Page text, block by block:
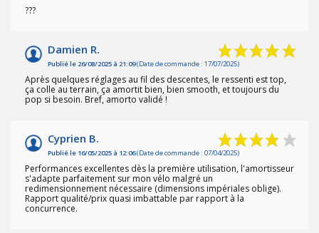
???
Damien R.
Publié le 26/08/2025 à 21:09(Date de commande : 17/07/2025)
Après quelques réglages au fil des descentes, le ressenti est top,
ça colle au terrain, ça amortit bien, bien smooth, et toujours du
pop si besoin. Bref, amorto validé !
Cyprien B.
Publié le 16/05/2025 à 12:06(Date de commande : 07/04/2025)
Performances excellentes dès la première utilisation, l'amortisseur
s'adapte parfaitement sur mon vélo malgré un
redimensionnement nécessaire (dimensions impériales oblige).
Rapport qualité/prix quasi imbattable par rapport à la
concurrence.